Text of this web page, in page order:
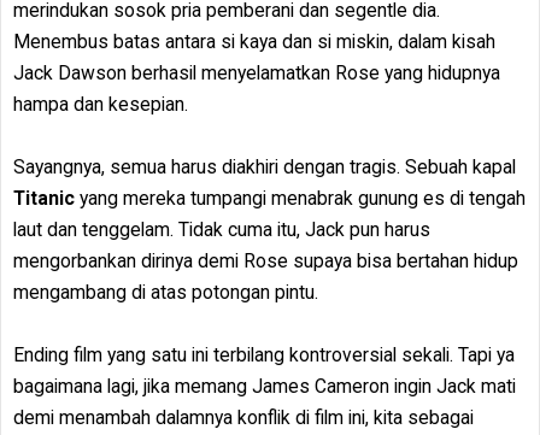
merindukan sosok pria pemberani dan segentle dia.
Menembus batas antara si kaya dan si miskin, dalam kisah
Jack Dawson berhasil menyelamatkan Rose yang hidupnya
hampa dan kesepian.
Sayangnya, semua harus diakhiri dengan tragis. Sebuah kapal
Titanic yang mereka tumpangi menabrak gunung es di tengah
laut dan tenggelam. Tidak cuma itu, Jack pun harus
mengorbankan dirinya demi Rose supaya bisa bertahan hidup
mengambang di atas potongan pintu.
Ending film yang satu ini terbilang kontroversial sekali. Tapi ya
bagaimana lagi, jika memang James Cameron ingin Jack mati
demi menambah dalamnya konflik di film ini, kita sebagai